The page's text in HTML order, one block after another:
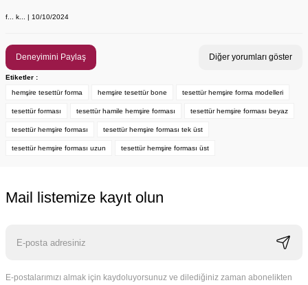
199,00 TL
f... k... | 10/10/2024
Deneyimini Paylaş Diğer yorumları göster
Etiketler :
hemşire tesettür forma
hemşire tesettür bone tesettür hemşire forma modelleri
tesettür forması tesettür hamile hemşire forması tesettür hemşire forması beyaz
tesettür hemşire forması tesettür hemşire forması tek üst
tesettür hemşire forması uzun tesettür hemşire forması üst
Mail listemize kayıt olun
E-postalarımızı almak için kaydoluyorsunuz ve dilediğiniz zaman abonelikten